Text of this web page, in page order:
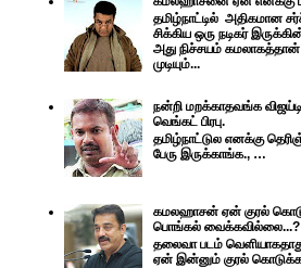
தமிழ்நாட்டில் அதிகமான
சிக்கிய ஒரு நடிகர்
அது நிச்சயம்
முடியும்...
நன்றி மறக்காதவங்க
வெங்கட் பிரபு.
தமிழ்நாட்டுல எனக்கு
பேரு இருக்காங்க., …
கமலஹாசன் ஏன் குரல்
பொங்கல் வைக்கவில்லை...?
தலைவா படம்
ஏன் இன்னும் குரல்